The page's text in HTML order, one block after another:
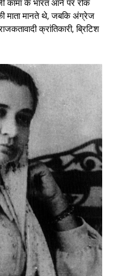
कामा के भारत आने पर रोक
माता मानते थे, जबकि अंग्रेज
क्रांतिकारी, ब्रिटिश